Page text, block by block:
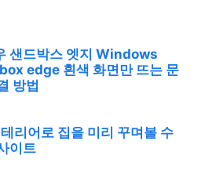
샌드박스 엣지 Windows
edge 흰색 화면만 뜨는 문
방법
리어로 집을 미리 꾸며볼 수
이트